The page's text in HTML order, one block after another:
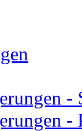
-
-